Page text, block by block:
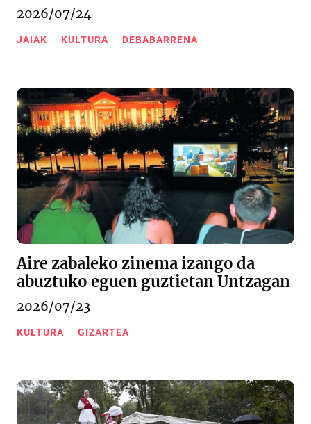
2026/07/24
JAIAK KULTURA DEBABARRENA
Aire zabaleko zinema izango da
abuztuko eguen guztietan Untzagan
2026/07/23
KULTURA GIZARTEA